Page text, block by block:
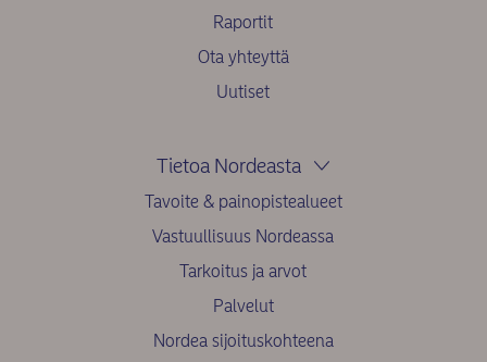
Raportit
Ota yhteyttä
Uutiset
Tietoa Nordeasta
Tavoite & painopistealueet
Vastuullisuus Nordeassa
Tarkoitus ja arvot
Palvelut
Nordea sijoituskohteena